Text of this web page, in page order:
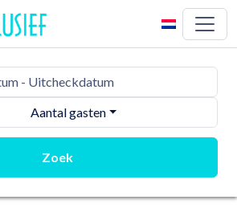
Aantal gasten
Zoek